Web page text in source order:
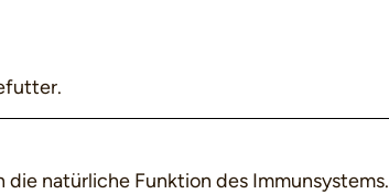
natürliche Funktion des Immunsystems.